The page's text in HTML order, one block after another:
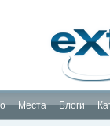
Места Блоги